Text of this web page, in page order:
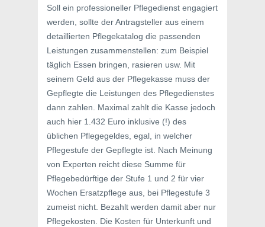
Soll ein professioneller Pflegedienst engagiert
werden, sollte der Antragsteller aus einem
detaillierten Pflegekatalog die passenden
Leistungen zusammenstellen: zum Beispiel
täglich Essen bringen, rasieren usw. Mit
seinem Geld aus der Pflegekasse muss der
Gepflegte die Leistungen des Pflegedienstes
dann zahlen. Maximal zahlt die Kasse jedoch
auch hier 1.432 Euro inklusive (!) des
üblichen Pflegegeldes, egal, in welcher
Pflegestufe der Gepflegte ist. Nach Meinung
von Experten reicht diese Summe für
Pflegebedürftige der Stufe 1 und 2 für vier
Wochen Ersatzpflege aus, bei Pflegestufe 3
zumeist nicht. Bezahlt werden damit aber nur
Pflegekosten. Die Kosten für Unterkunft und